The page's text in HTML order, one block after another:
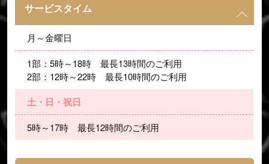
サービスタイム
月～金曜日
1部：5時～18時　最長13時間のご利用
2部：12時～22時　最長10時間のご利用
土・日・祝日
5時～17時　最長12時間のご利用